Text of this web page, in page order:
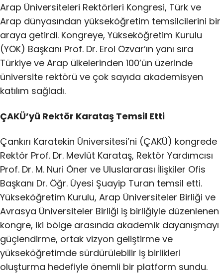
Arap Üniversiteleri Rektörleri Kongresi, Türk ve
Arap dünyasından yükseköğretim temsilcilerini bir
araya getirdi. Kongreye, Yükseköğretim Kurulu
(YÖK) Başkanı Prof. Dr. Erol Özvar’ın yanı sıra
Türkiye ve Arap ülkelerinden 100’ün üzerinde
üniversite rektörü ve çok sayıda akademisyen
katılım sağladı.
ÇAKÜ’yü Rektör Karataş Temsil Etti
Çankırı Karatekin Üniversitesi’ni (ÇAKÜ) kongrede
Rektör Prof. Dr. Mevlüt Karataş, Rektör Yardımcısı
Prof. Dr. M. Nuri Öner ve Uluslararası İlişkiler Ofis
Başkanı Dr. Öğr. Üyesi Şuayip Turan temsil etti.
Yükseköğretim Kurulu, Arap Üniversiteler Birliği ve
Avrasya Üniversiteler Birliği iş birliğiyle düzenlenen
kongre, iki bölge arasında akademik dayanışmayı
güçlendirme, ortak vizyon geliştirme ve
yükseköğretimde sürdürülebilir iş birlikleri
oluşturma hedefiyle önemli bir platform sundu.